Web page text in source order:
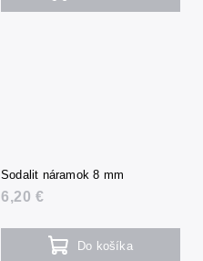
Sodalit náramok 8 mm
6,20 €
Do košíka